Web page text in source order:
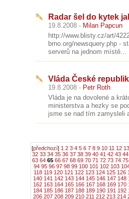
Radar šel do kytek
19.8.2008 - Milan Papcun
http://www.blisty.cz/art/
brno.org/newsquery.php -
serverů na jednom místě...
Vláda České
19.8.2008 - Petr Roth
Vláda je na dovolené a
ministerstva a hezky se
jsme se nad tím zamysleli
[předchozí] 1 2 3 4 5 6 7 8 9 10 11 12 13
32 33 34 35 36 37 38 39 40 41 42 43 44
63 64 65 66 67 68 69 70 71 72 73 74 75
94 95 96 97 98 99 100 101 102 103
118 119 120 121 122 123 124 125 126
140 141 142 143 144 145 146 147 148
162 163 164 165 166 167 168 169 170
184 185 186 187 188 189 190 191 192
206 207 208 209 210 211 212 213 214